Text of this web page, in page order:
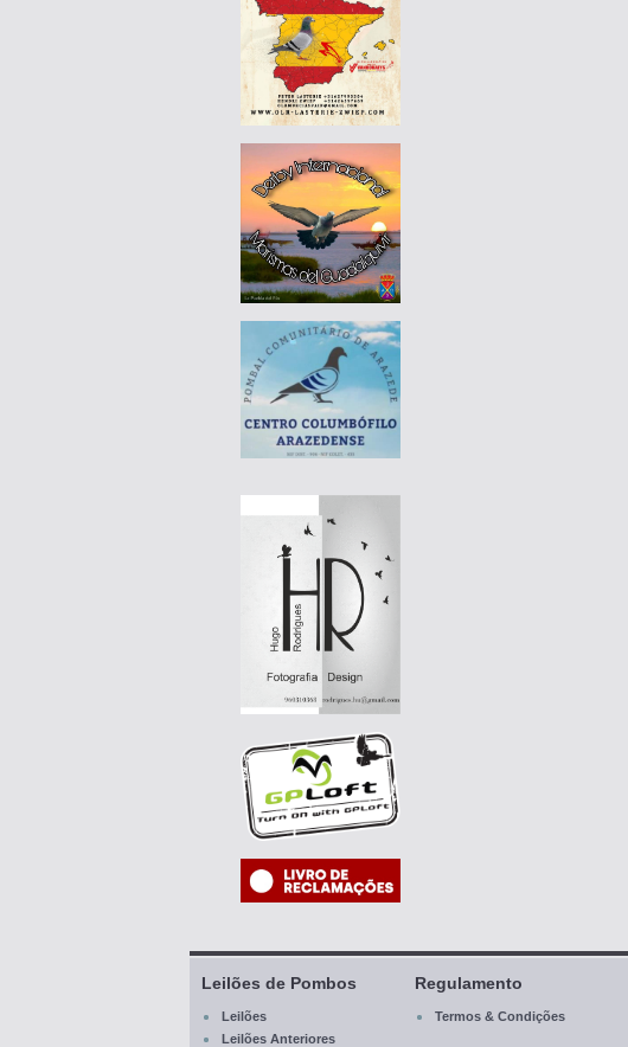
Leilões de Pombos
Leilões
Leilões Anteriores
Regulamento
Termos & Condições